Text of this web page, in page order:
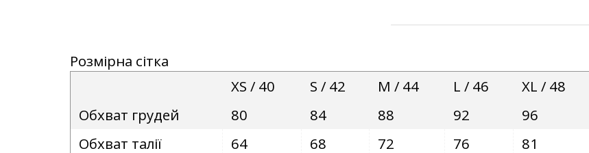
Розмірна сітка
XS / 40
S / 42 M / 44 L / 46 XL / 48
Обхват грудей
80 84 88 92 96
Обхват талії
64 68 72 76 81